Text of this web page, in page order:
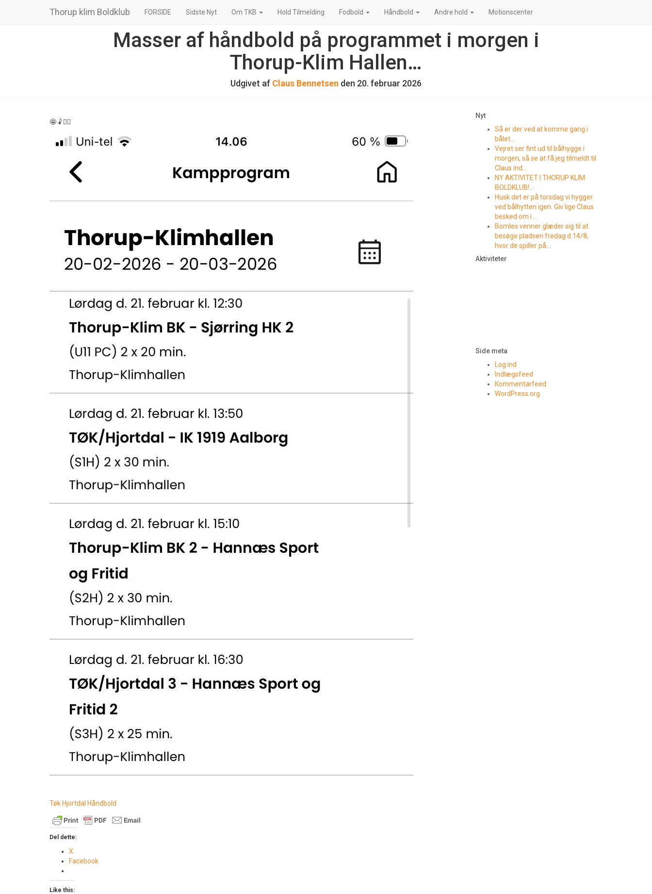
Thorup klim Boldklub FORSIDE Sidste Nyt Om TKB Hold Tilmelding Fodbold Håndbold Andre hold Motionscenter
Masser af håndbold på programmet i morgen i
Thorup-Klim Hallen…
Udgivet af Claus Bennetsen den 20. februar 2026
🤩🤾🤾‍♀️
Tøk Hjortdal Håndbold
Del dette:
X
Facebook
Like this:
Nyt
Så er der ved at komme gang i
bålet…
Vejret ser fint ud til bålhygge i
morgen, så se at få jeg tilmeldt til
Claus ind…
NY AKTIVITET I THORUP KLIM
BOLDKLUB!…
Husk det er på torsdag vi hygger
ved bålhytten igen. Giv lige Claus
besked om i …
Bomles venner glæder sig til at
besøge pladsen fredag d.14/8,
hvor de spiller på…
Aktiviteter
Side meta
Log ind
Indlægsfeed
Kommentarfeed
WordPress.org